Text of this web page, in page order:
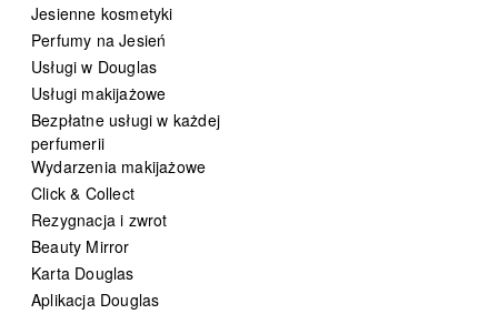
Jesienne kosmetyki
Perfumy na Jesień
Usługi w Douglas
Usługi makijażowe
Bezpłatne usługi w każdej
perfumerii
Wydarzenia makijażowe
Click & Collect
Rezygnacja i zwrot
Beauty Mirror
Karta Douglas
Aplikacja Douglas